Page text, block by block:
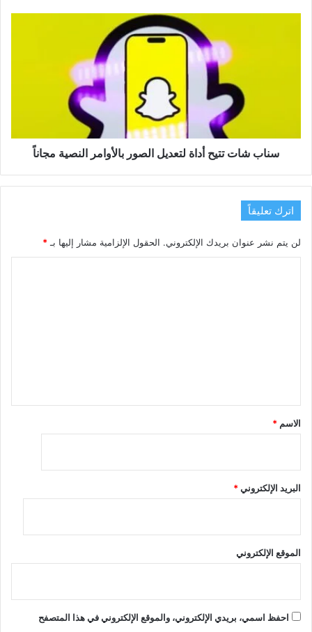
مجاناً
سناب شات تتيح أداة لتعديل الصور بالأوامر النصية مجاناً
اترك تعليقاً
لن يتم نشر عنوان بريدك الإلكتروني. الحقول الإلزامية مشار إليها بـ*
الاسم *
البريد الإلكتروني*
الموقع الإلكتروني
احفظ اسمي، بريدي الإلكتروني، والموقع الإلكتروني في هذا المتصفح